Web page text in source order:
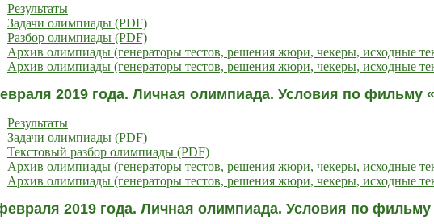
Результаты
Задачи олимпиады (PDF)
Разбор олимпиады (PDF)
Архив олимпиады (генераторы тестов, решения жюри, чекеры, исходные
Архив олимпиады (генераторы тестов, решения жюри, чекеры, исходные
2019 года. Личная олимпиада. Условия по фильму
Результаты
Задачи олимпиады (PDF)
Текстовый разбор олимпиады (PDF)
Архив олимпиады (генераторы тестов, решения жюри, чекеры, исходные
Архив олимпиады (генераторы тестов, решения жюри, чекеры, исходные
2019 года. Личная олимпиада. Условия по